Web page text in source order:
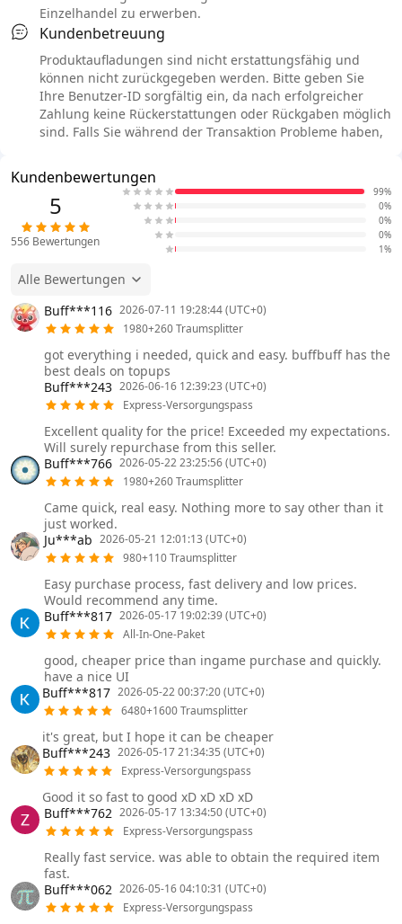
Einzelhandel zu erwerben.
Kundenbetreuung
Produktaufladungen sind nicht erstattungsfähig und
können nicht zurückgegeben werden. Bitte geben Sie
Ihre Benutzer-ID sorgfältig ein, da nach erfolgreicher
Zahlung keine Rückerstattungen oder Rückgaben möglich
sind. Falls Sie während der Transaktion Probleme haben,
Kundenbewertungen
5
556 Bewertungen
99%
0%
0%
0%
1%
Alle Bewertungen
Buff***116 2026-07-11 19:28:44 (UTC+0)
1980+260 Traumsplitter
got everything i needed, quick and easy. buffbuff has the
best deals on topups
Buff***243 2026-06-16 12:39:23 (UTC+0)
Express-Versorgungspass
Excellent quality for the price! Exceeded my expectations.
Will surely repurchase from this seller.
Buff***766 2026-05-22 23:25:56 (UTC+0)
1980+260 Traumsplitter
Came quick, real easy. Nothing more to say other than it
just worked.
Ju***ab 2026-05-21 12:01:13 (UTC+0)
980+110 Traumsplitter
Easy purchase process, fast delivery and low prices.
Would recommend any time.
Buff***817 2026-05-17 19:02:39 (UTC+0)
All-In-One-Paket
good, cheaper price than ingame purchase and quickly.
have a nice UI
Buff***817 2026-05-22 00:37:20 (UTC+0)
6480+1600 Traumsplitter
it's great, but I hope it can be cheaper
Buff***243 2026-05-17 21:34:35 (UTC+0)
Express-Versorgungspass
Good it so fast to good xD xD xD xD
Buff***762 2026-05-17 13:34:50 (UTC+0)
Express-Versorgungspass
Really fast service. was able to obtain the required item
fast.
Buff***062 2026-05-16 04:10:31 (UTC+0)
Express-Versorgungspass